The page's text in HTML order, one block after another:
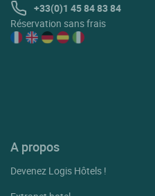
+33(0)1 45 84 83 84
Réservation sans frais
A propos
Devenez Logis Hôtels !